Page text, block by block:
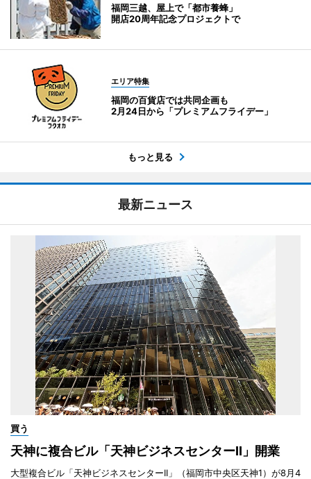
福岡三越、屋上で「都市養蜂」
開店20周年記念プロジェクトで
エリア特集
福岡の百貨店では共同企画も
2月24日から「プレミアムフライデー」
もっと見る
最新ニュース
買う
天神に複合ビル「天神ビジネスセンターII」開業
大型複合ビル「天神ビジネスセンターII」（福岡市中央区天神1）が8月4